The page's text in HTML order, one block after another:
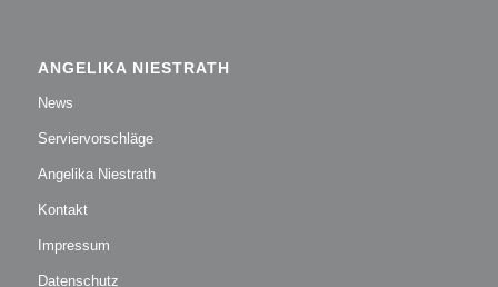
ANGELIKA NIESTRATH
News
Serviervorschläge
Angelika Niestrath
Kontakt
Impressum
Datenschutz